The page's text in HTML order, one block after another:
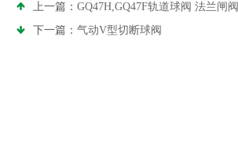
上一篇： GQ47H,GQ47F轨道球阀 法兰闸阀
下一篇： 气动V型切断球阀